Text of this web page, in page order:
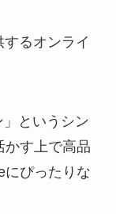
るオンライ
というシン
かす上で高品
にぴったりな